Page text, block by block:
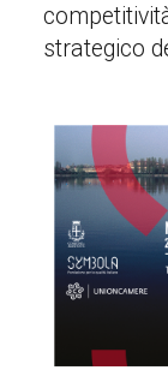
strategico